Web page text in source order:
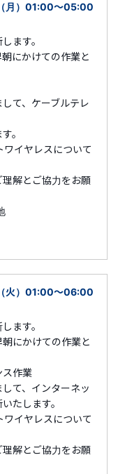
月）01:00～05:00
ます。
にかけての作業と
て、ケーブルテレ
。
イヤレスについて
解とご協力をお願
火）01:00～06:00
ます。
にかけての作業と
ス作業
て、インターネッ
たします。
イヤレスについて
解とご協力をお願